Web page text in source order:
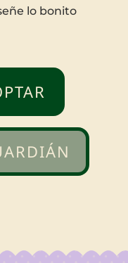
lo bonito